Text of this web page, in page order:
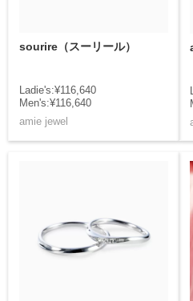
sourire（スーリール）
Ladie's:¥116,640
Men's:¥116,640
amie jewel